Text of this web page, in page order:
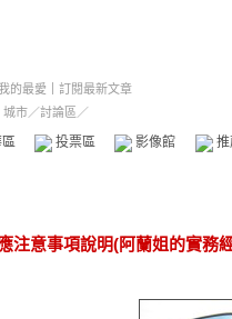
的最愛
訂閱最新文章
城市／討論區／
投票區 影像館
注意事項說明(阿蘭姐的實務